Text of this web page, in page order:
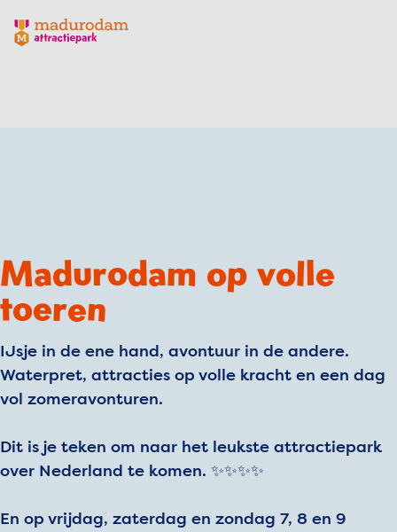
Madurodam logo, naar de homepage
Madurodam op volle
toeren
IJsje in de ene hand, avontuur in de andere.
Waterpret, attracties op volle kracht en een dag
vol zomeravonturen.
Dit is je teken om naar het leukste attractiepark
over Nederland te komen. ✨✨✨✨
En op vrijdag, zaterdag en zondag 7, 8 en 9